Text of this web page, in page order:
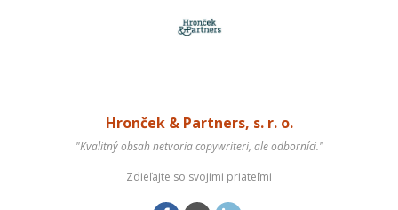
Hronček & Partners, s. r. o.
"Kvalitný obsah netvoria copywriteri, ale odborníci."
Zdieľajte so svojimi priateľmi